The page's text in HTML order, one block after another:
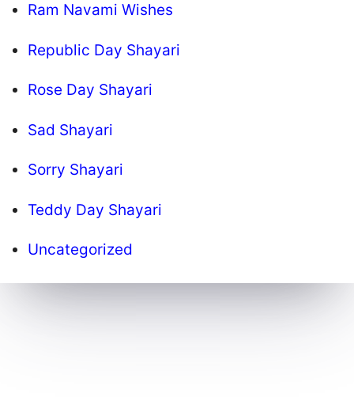
Ram Navami Wishes
Republic Day Shayari
Rose Day Shayari
Sad Shayari
Sorry Shayari
Teddy Day Shayari
Uncategorized